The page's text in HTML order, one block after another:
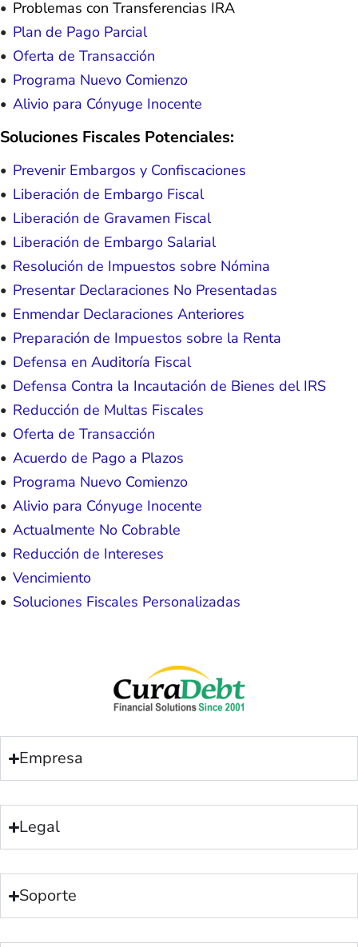
Problemas con Transferencias IRA
Plan de Pago Parcial
Oferta de Transacción
Programa Nuevo Comienzo
Alivio para Cónyuge Inocente
Soluciones Fiscales Potenciales:
Prevenir Embargos y Confiscaciones
Liberación de Embargo Fiscal
Liberación de Gravamen Fiscal
Liberación de Embargo Salarial
Resolución de Impuestos sobre Nómina
Presentar Declaraciones No Presentadas
Enmendar Declaraciones Anteriores
Preparación de Impuestos sobre la Renta
Defensa en Auditoría Fiscal
Defensa Contra la Incautación de Bienes del IRS
Reducción de Multas Fiscales
Oferta de Transacción
Acuerdo de Pago a Plazos
Programa Nuevo Comienzo
Alivio para Cónyuge Inocente
Actualmente No Cobrable
Reducción de Intereses
Vencimiento
Soluciones Fiscales Personalizadas
Empresa
Legal
Soporte